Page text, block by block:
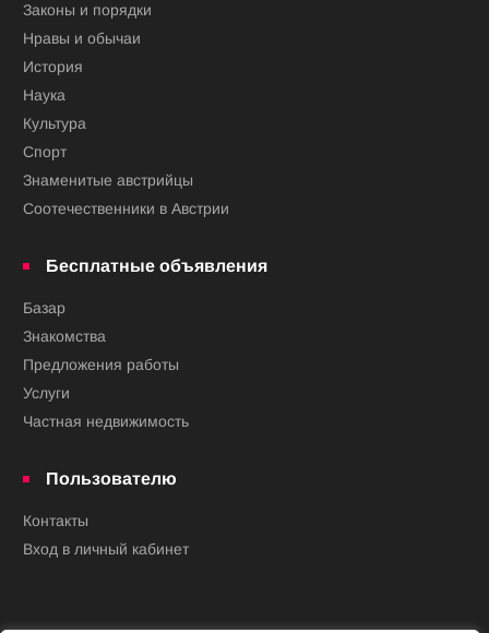
Законы и порядки
Нравы и обычаи
История
Наука
Культура
Спорт
Знаменитые австрийцы
Соотечественники в Австрии
Бесплатные объявления
Базар
Знакомства
Предложения работы
Услуги
Частная недвижимость
Пользователю
Контакты
Вход в личный кабинет